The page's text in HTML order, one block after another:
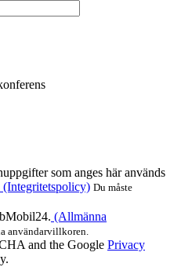
som anges här används
(Integritetspolicy) Du måste
(Allmänna
användarvillkoren.
and the Google Privacy